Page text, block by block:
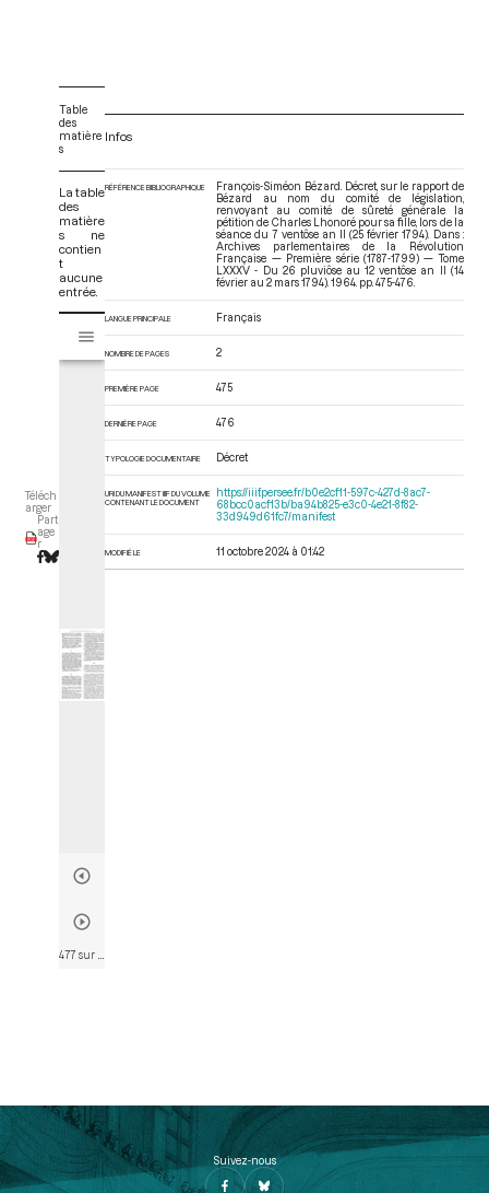
Téléch
arger
Part
age
r
Table
des
matière
s
La table
des
matière
s ne
contien
t
aucune
entrée.
s
M
d
o
r
Tome LXXXV - Du 26 pluviôse au 12 ventôse an II (14 février au 2 mars
Infos
RÉFÉRENCE BIBLIOGRAPHIQUE
François-Siméon Bézard. Décret, sur le rapport de
Bézard au nom du comité de législation,
renvoyant au comité de sûreté générale la
pétition de Charles Lhonoré pour sa fille, lors de la
séance du 7 ventôse an II (25 février 1794). Dans :
Archives parlementaires de la Révolution
Française — Première série (1787-1799) — Tome
LXXXV - Du 26 pluviôse au 12 ventôse an II (14
février au 2 mars 1794) . 1964. pp. 475-476.
LANGUE PRINCIPALE Français
NOMBRE DE PAGES 2
PREMIÈRE PAGE 475
DERNIÈRE PAGE 476
TYPOLOGIE DOCUMENTAIRE Décret
URI DU MANIFEST IIIF DU VOLUME
CONTENANT LE DOCUMENT
https://iiif.persee.fr/b0e2cf11-597c-427d-8ac7-
68bcc0acf13b/ba94b825-e3c0-4e21-8f82-
33d949d61fc7/manifest
MODIFIÉ LE 11 octobre 2024 à 01:42
Suivez-nous